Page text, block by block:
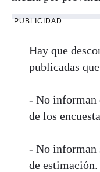
PUBLICIDAD
Hay que
publicadas que
- No informan
de los
- No informan
de estimación.